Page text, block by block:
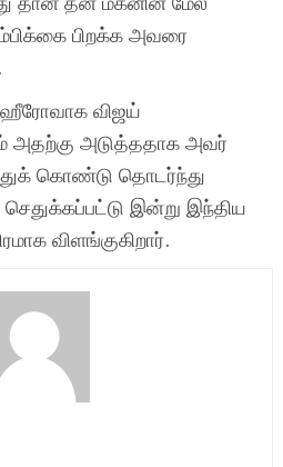
பிறக்க அவரை
விஜய்
அதற்கு அடுத்ததாக அவர்
கொண்டு தொடர்ந்து
இன்று இந்திய
விளங்குகிறார்.